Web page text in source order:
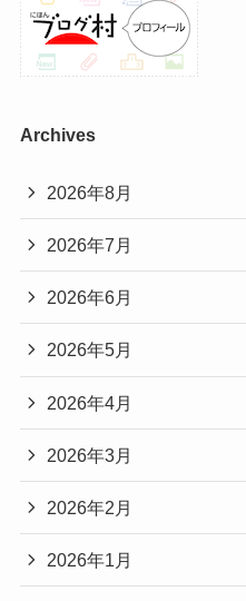
Archives
2026年8月
2026年7月
2026年6月
2026年5月
2026年4月
2026年3月
2026年2月
2026年1月